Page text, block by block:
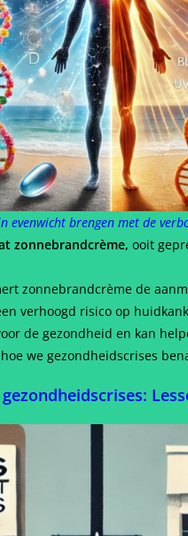
evenwicht brengen met de
zonnebrandcrème, ooit
zonnebrandcrème de
verhoogd risico op
de gezondheid en kan
we gezondheidscrises